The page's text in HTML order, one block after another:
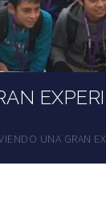
UNA GRAN